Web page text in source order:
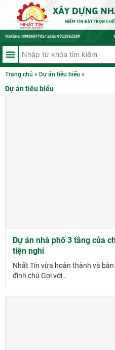
Trang chủ » Dự án tiêu biểu »
Dự án tiêu biểu
Dự án nhà phố 3 tầng của
tiện nghi
Nhất Tín vừa hoàn thành và
đình chú Gợi với…